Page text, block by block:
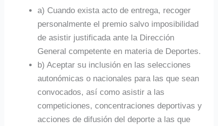
a) Cuando exista acto de entrega, recoger
personalmente el premio salvo imposibilidad
de asistir justificada ante la Dirección
General competente en materia de Deportes.
b) Aceptar su inclusión en las selecciones
autonómicas o nacionales para las que sean
convocados, así como asistir a las
competiciones, concentraciones deportivas y
acciones de difusión del deporte a las que